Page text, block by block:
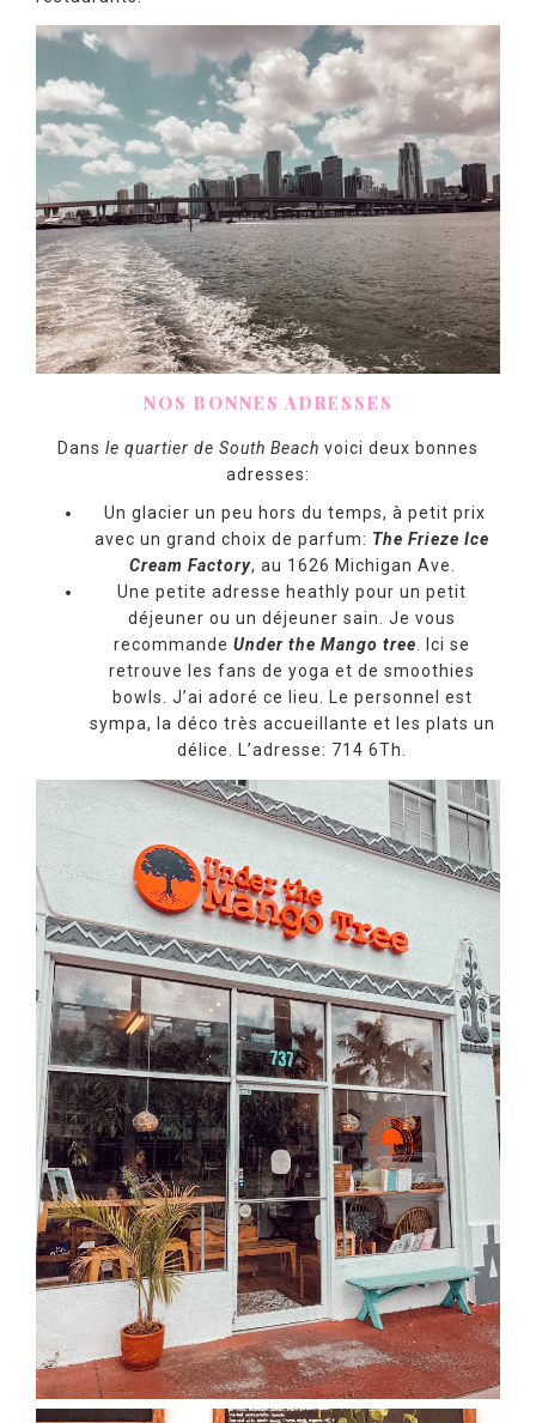
NOS BONNES ADRESSES
Dans le quartier de South Beach voici deux bonnes
adresses:
Un glacier un peu hors du temps, à petit prix
avec un grand choix de parfum: The Frieze Ice
Cream Factory, au 1626 Michigan Ave.
Une petite adresse heathly pour un petit
déjeuner ou un déjeuner sain. Je vous
recommande Under the Mango tree. Ici se
retrouve les fans de yoga et de smoothies
bowls. J’ai adoré ce lieu. Le personnel est
sympa, la déco très accueillante et les plats un
délice. L’adresse: 714 6Th.